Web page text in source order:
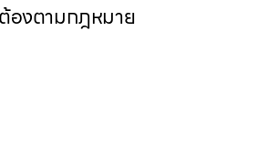
องตามกฎหมาย